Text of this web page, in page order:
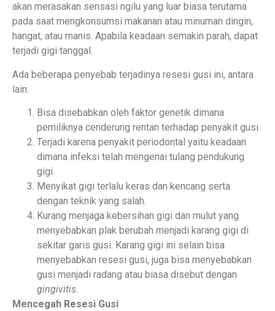
akan merasakan sensasi ngilu yang luar biasa terutama
pada saat mengkonsumsi makanan atau minuman dingin,
hangat, atau manis. Apabila keadaan semakin parah, dapat
terjadi gigi tanggal.
Ada beberapa penyebab terjadinya resesi gusi ini, antara
lain:
Bisa disebabkan oleh faktor genetik dimana
pemiliknya cenderung rentan terhadap penyakit gusi.
Terjadi karena penyakit periodontal yaitu keadaan
dimana infeksi telah mengenai tulang pendukung
gigi.
Menyikat gigi terlalu keras dan kencang serta
dengan teknik yang salah.
Kurang menjaga kebersihan gigi dan mulut yang
menyebabkan plak berubah menjadi karang gigi di
sekitar garis gusi. Karang gigi ini selain bisa
menyebabkan resesi gusi, juga bisa menyebabkan
gusi menjadi radang atau biasa disebut dengan
gingivitis.
Mencegah Resesi Gusi